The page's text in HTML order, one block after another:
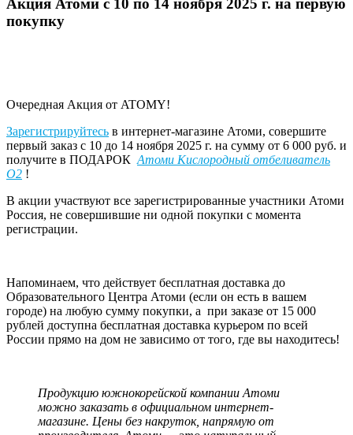
Акция Атоми с 10 по 14 ноября 2025 г. на первую
покупку
Очередная Акция от ATOMY!
Зарегистрируйтесь в интернет-магазине Атоми, совершите
первый заказ с 10 до 14 ноября 2025 г. на сумму от 6 000 руб. и
получите в ПОДАРОКАтоми Кислородный отбеливатель
О2 !
В акции участвуют все зарегистрированные участники Атоми
Россия, не совершившие ни одной покупки с момента
регистрации.
Напоминаем, что действует бесплатная доставка до
Образовательного Центра Атоми (если он есть в вашем
городе) на любую сумму покупки, а при заказе от 15 000
рублей доступна бесплатная доставка курьером по всей
России прямо на дом не зависимо от того, где вы находитесь!
Продукцию южнокорейской компании Атоми
можно заказать в официальном интернет-
магазине. Цены без накруток, напрямую от